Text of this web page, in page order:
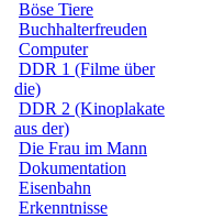
Böse Tiere
Buchhalterfreuden
Computer
DDR 1 (Filme über
die)
DDR 2 (Kinoplakate
aus der)
Die Frau im Mann
Dokumentation
Eisenbahn
Erkenntnisse